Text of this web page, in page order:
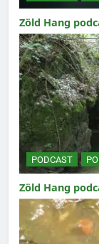
Zöld Hang
PODCAST
Zöld Hang